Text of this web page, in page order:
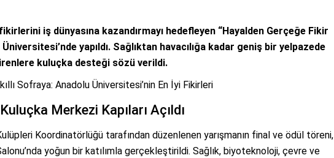
iş dünyasına kazandırmayı hedefleyen “Hayalden Gerçeğe Fikir
yapıldı. Sağlıktan havacılığa kadar geniş bir yelpazede
kuluçka desteği sözü verildi.
Sofraya: Anadolu Üniversitesi’nin En İyi Fikirleri
Merkezi Kapıları Açıldı
Koordinatörlüğü tarafından düzenlenen yarışmanın final ve ödül töreni,
yoğun bir katılımla gerçekleştirildi. Sağlık, biyoteknoloji, çevre ve